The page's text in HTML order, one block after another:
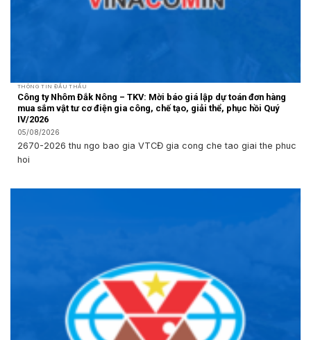
THÔNG TIN ĐẤU THẦU
Công ty Nhôm Đắk Nông – TKV: Mời báo giá lập dự toán đơn hàng
mua sắm vật tư cơ điện gia công, chế tạo, giải thể, phục hồi Quý
IV/2026
05/08/2026
2670-2026 thu ngo bao gia VTCĐ gia cong che tao giai the phuc
hoi